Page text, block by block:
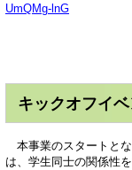
UmQMg-lnG
キックオフイ
本事業のスタートと
は、学生同士の関係性